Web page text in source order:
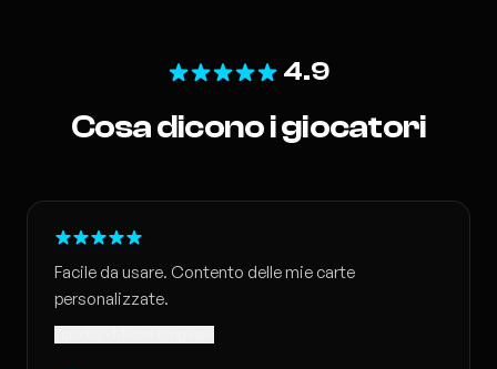
4.9
Cosa dicono i giocatori
Facile da usare. Contento delle mie carte
personalizzate.